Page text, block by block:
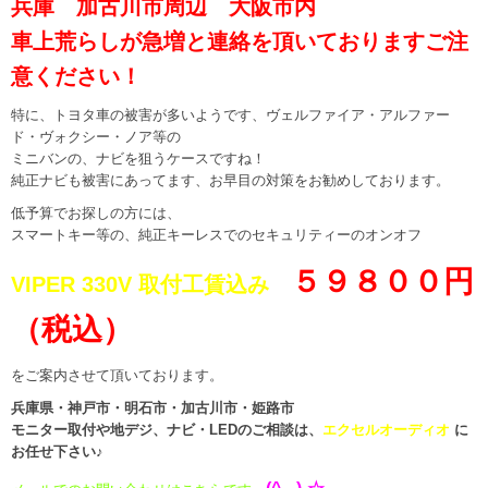
兵庫 加古川市周辺 大阪市内
車上荒らしが急増と連絡を頂いておりますご注
意ください！
特に、トヨタ車の被害が多いようです、ヴェルファイア・アルファー
ド・ヴォクシー・ノア等の
ミニバンの、ナビを狙うケースですね！
純正ナビも被害にあってます、お早目の対策をお勧めしております。
低予算でお探しの方には、
スマートキー等の、純正キーレスでのセキュリティーのオンオフ
VIPER 330V 取付工賃込み
５９８００円
（税込）
をご案内させて頂いております。
兵庫県・神戸市・明石市・加古川市・姫路市
モニター取付や地デジ、ナビ・LEDのご相談は、 エクセルオーディオ に
お任せ下さい♪